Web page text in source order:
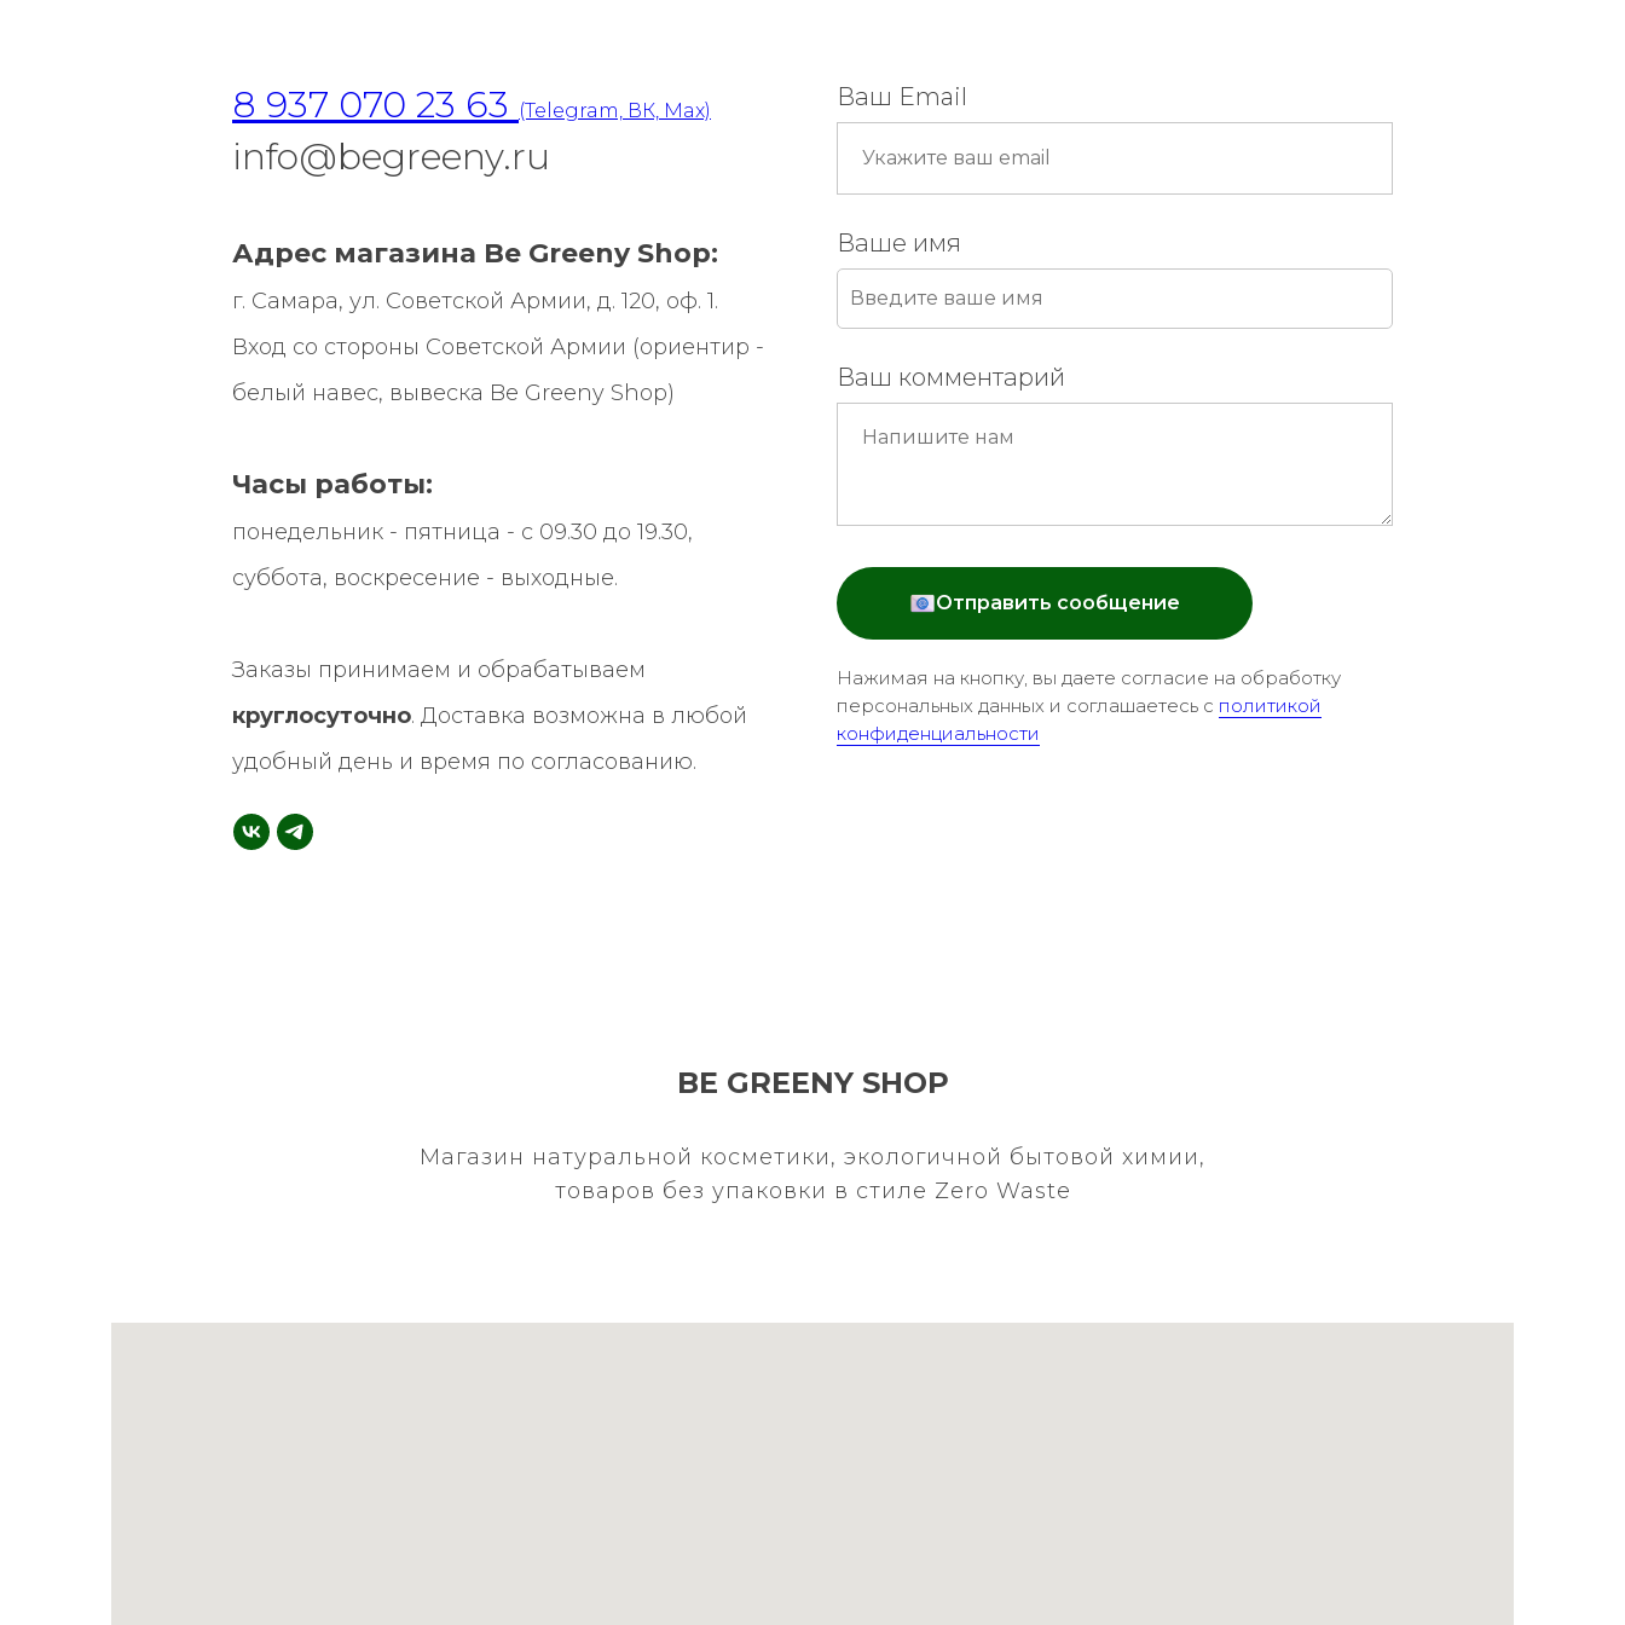
8 937 070 23 63 (Telegram, ВК, Max)
info@begreeny.ru
Адрес магазина Be Greeny Shop:
г. Самара, ул. Советской Армии, д. 120, оф. 1.
Вход со стороны Советской Армии (ориентир -
белый навес, вывеска Be Greeny Shop)
Часы работы:
понедельник - пятница - с 09.30 до 19.30,
суббота, воскресение - выходные.
Заказы принимаем и обрабатываем
круглосуточно. Доставка возможна в любой
удобный день и время по согласованию.
Ваш Email
Ваше имя
Ваш комментарий
Отправить сообщение
Нажимая на кнопку, вы даете согласие на обработку
персональных данных и соглашаетесь c политикой
конфиденциальности
BE GREENY SHOP
Магазин натуральной косметики, экологичной бытовой химии,
товаров без упаковки в стиле Zero Waste